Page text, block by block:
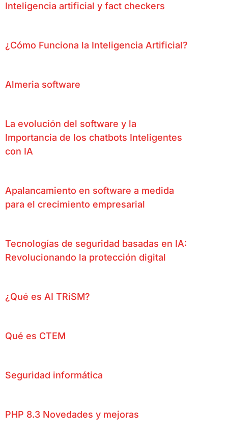
Inteligencia artificial y fact checkers
¿Cómo Funciona la Inteligencia Artificial?
Almeria software
La evolución del software y la
Importancia de los chatbots Inteligentes
con IA
Apalancamiento en software a medida
para el crecimiento empresarial
Tecnologías de seguridad basadas en IA:
Revolucionando la protección digital
¿Qué es AI TRiSM?
Qué es CTEM
Seguridad informática
PHP 8.3 Novedades y mejoras